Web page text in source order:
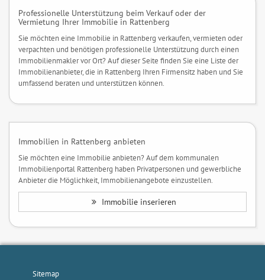
Professionelle Unterstützung beim Verkauf oder der
Vermietung Ihrer Immobilie in Rattenberg
Sie möchten eine Immobilie in Rattenberg verkaufen, vermieten oder
verpachten und benötigen professionelle Unterstützung durch einen
Immobilienmakler vor Ort? Auf dieser Seite finden Sie eine Liste der
Immobilienanbieter, die in Rattenberg Ihren Firmensitz haben und Sie
umfassend beraten und unterstützen können.
Immobilien in Rattenberg anbieten
Sie möchten eine Immobilie anbieten? Auf dem kommunalen
Immobilienportal Rattenberg haben Privatpersonen und gewerbliche
Anbieter die Möglichkeit, Immobilienangebote einzustellen.
Immobilie inserieren
Sitemap